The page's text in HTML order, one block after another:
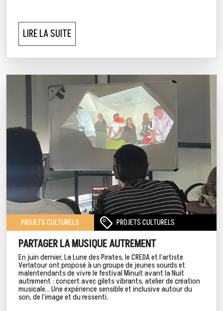
LIRE LA SUITE
PROJETS CULTURELS PROJETS CULTURELS
PARTAGER LA MUSIQUE AUTREMENT
En juin dernier, La Lune des Pirates, le CREDA et l’artiste
Verlatour ont proposé à un groupe de jeunes sourds et
malentendants de vivre le festival Minuit avant la Nuit
autrement : concert avec gilets vibrants, atelier de création
musicale… Une expérience sensible et inclusive autour du
son, de l’image et du ressenti.